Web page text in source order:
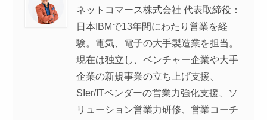
ネットコマース株式会社 代表取締役：
日本IBMで13年間にわたり営業を経
験。電気、電子の大手製造業を担当。
現在は独立し、ベンチャー企業や大手
企業の新規事業の立ち上げ支援、
SIer/ITベンダーの営業力強化支援、ソ
リューション営業力研修、営業コーチ